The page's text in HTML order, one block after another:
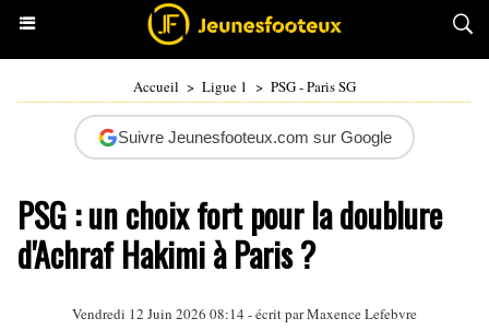
Accueil > Ligue 1 > PSG - Paris SG
Suivre Jeunesfooteux.com sur Google
PSG : un choix fort pour la doublure
d'Achraf Hakimi à Paris ?
Vendredi 12 Juin 2026 08:14 - écrit parMaxence Lefebvre